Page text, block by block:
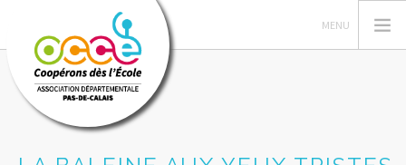
L'OCCE 62